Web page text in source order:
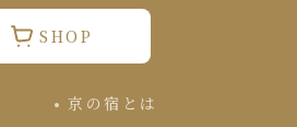
SHOP
京の宿とは